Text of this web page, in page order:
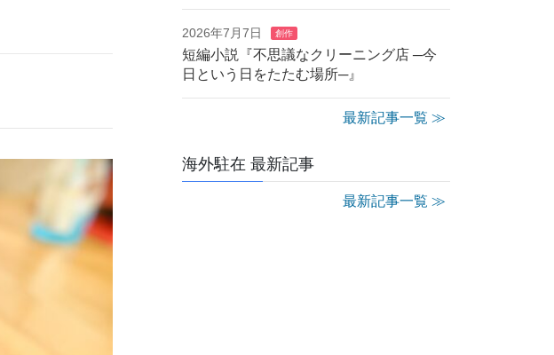
2026年7月7日 創作
短編小説『不思議なクリーニング店 ─今
日という日をたたむ場所─』
最新記事一覧 ≫
海外駐在 最新記事
最新記事一覧 ≫